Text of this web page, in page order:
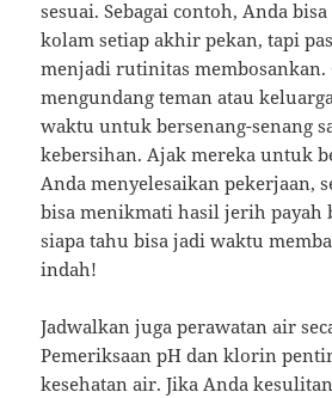
sesuai. Sebagai contoh, Anda
kolam setiap akhir pekan, tapi
menjadi rutinitas membosankan.
mengundang teman atau
waktu untuk bersenang-senang
kebersihan. Ajak mereka untuk
Anda menyelesaikan pekerjaan,
bisa menikmati hasil jerih payah
siapa tahu bisa jadi waktu
indah!
Jadwalkan juga perawatan air
Pemeriksaan pH dan klorin
kesehatan air. Jika Anda